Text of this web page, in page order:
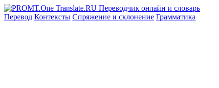
Перевод Контексты Спряжение и склонение Грамматика